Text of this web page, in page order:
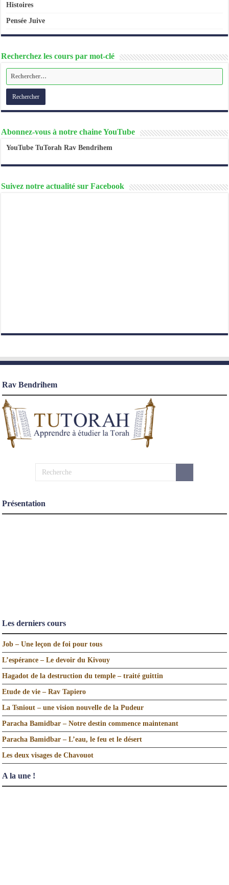
Histoires
Pensée Juive
Recherchez les cours par mot-clé
Abonnez-vous à notre chaine YouTube
YouTube TuTorah Rav Bendrihem
Suivez notre actualité sur Facebook
Rav Bendrihem
Présentation
Les derniers cours
Job – Une leçon de foi pour tous
L’espérance – Le devoir du Kivouy
Hagadot de la destruction du temple – traité guittin
Etude de vie – Rav Tapiero
La Tsniout – une vision nouvelle de la Pudeur
Paracha Bamidbar – Notre destin commence maintenant
Paracha Bamidbar – L’eau, le feu et le désert
Les deux visages de Chavouot
A la une !